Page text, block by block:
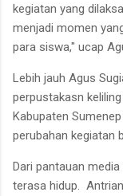
kegiatan yang
menjadi momen
para siswa," ucap
Lebih jauh Agus
perpustakasn
Kabupaten
perubahan kegiatan
Dari pantauan
terasa hidup.